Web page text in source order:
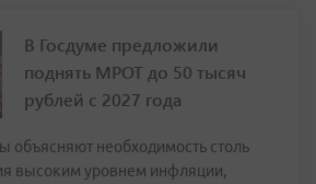
В Госдуме предложили
поднять МРОТ до 50 тысяч
рублей с 2027 года
объясняют необходимость столь
высоким уровнем инфляции,